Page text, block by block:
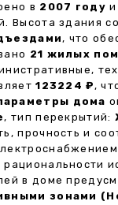
в 2007 году
Высота здания
, что
21 жилых
123224 ₽,
дома
, тип перекрытий:
прочность и
в доме
зонами